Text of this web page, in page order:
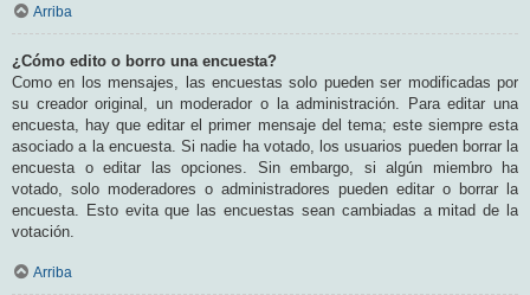
Arriba
¿Cómo edito o borro una encuesta?
Como en los mensajes, las encuestas solo pueden ser modificadas por
su creador original, un moderador o la administración. Para editar una
encuesta, hay que editar el primer mensaje del tema; este siempre esta
asociado a la encuesta. Si nadie ha votado, los usuarios pueden borrar la
encuesta o editar las opciones. Sin embargo, si algún miembro ha
votado, solo moderadores o administradores pueden editar o borrar la
encuesta. Esto evita que las encuestas sean cambiadas a mitad de la
votación.
Arriba